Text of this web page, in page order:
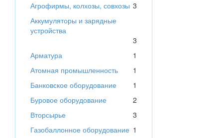
Агрофирмы, колхозы, совхозы 3
Аккумуляторы и зарядные
устройства
3
Арматура
1
Атомная промышленность
1
Банковское оборудование
1
Буровое оборудование
2
Вторсырье
3
Газобаллонное оборудование 1